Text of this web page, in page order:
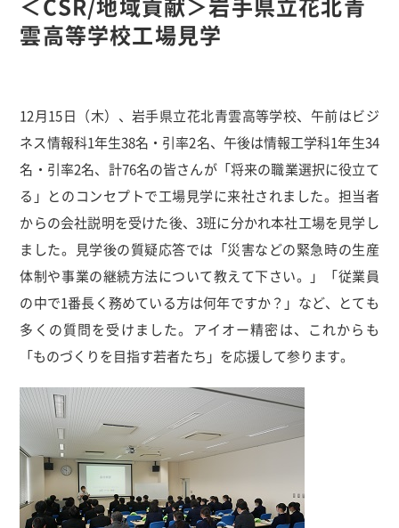
雲高等学校工場見学
12月15日（木）、岩手県立花北青雲高等学校、午前はビジ
ネス情報科1年生38名・引率2名、午後は情報工学科1年生34
名・引率2名、計76名の皆さんが「将来の職業選択に役立て
る」とのコンセプトで工場見学に来社されました。担当者
からの会社説明を受けた後、3班に分かれ本社工場を見学し
ました。見学後の質疑応答では「災害などの緊急時の生産
体制や事業の継続方法について教えて下さい。」「従業員
の中で1番長く務めている方は何年ですか？」など、とても
多くの質問を受けました。アイオー精密は、これからも
「ものづくりを目指す若者たち」を応援して参ります。